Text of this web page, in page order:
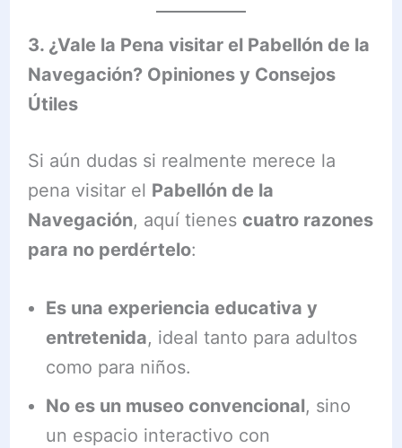
3. ¿Vale la Pena visitar el Pabellón de la
Navegación? Opiniones y Consejos
Útiles
Si aún dudas si realmente merece la
pena visitar el Pabellón de la
Navegación, aquí tienes cuatro razones
para no perdértelo:
Es una experiencia educativa y
entretenida, ideal tanto para adultos
como para niños.
No es un museo convencional, sino
un espacio interactivo con